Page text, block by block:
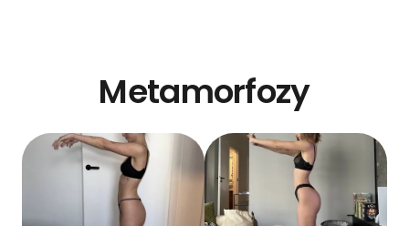
Metamorfozy